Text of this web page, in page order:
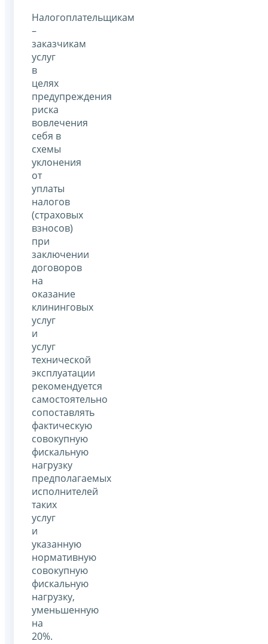
Налогоплательщикам
–
заказчикам
услуг
в
целях
предупреждения
риска
вовлечения
себя в
схемы
уклонения
от
уплаты
налогов
(страховых
взносов)
при
заключении
договоров
на
оказание
клининговых
услуг
и
услуг
технической
эксплуатации
рекомендуется
самостоятельно
сопоставлять
фактическую
совокупную
фискальную
нагрузку
предполагаемых
исполнителей
таких
услуг
и
указанную
нормативную
совокупную
фискальную
нагрузку,
уменьшенную
на
20%.